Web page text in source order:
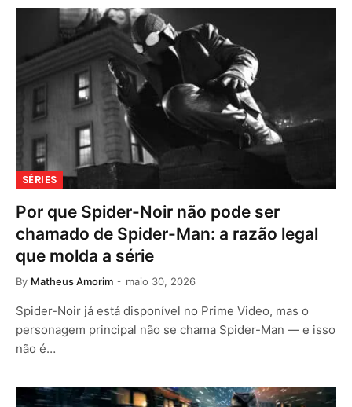
SÉRIES
Por que Spider-Noir não pode ser
chamado de Spider-Man: a razão legal
que molda a série
By Matheus Amorim maio 30, 2026
Spider-Noir já está disponível no Prime Video, mas o
personagem principal não se chama Spider-Man — e isso
não é…